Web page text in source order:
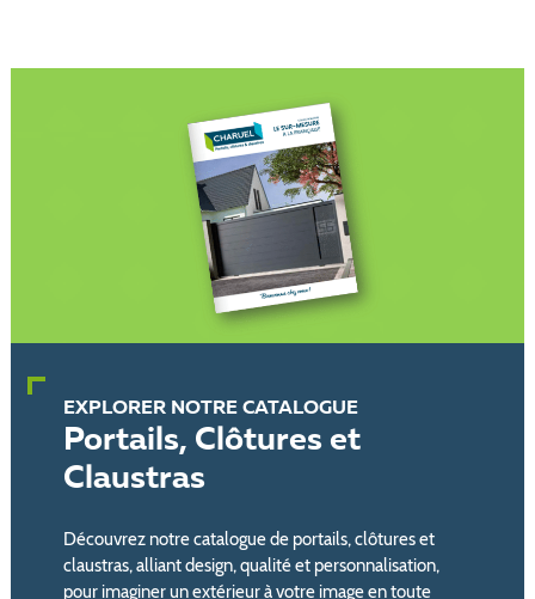
EXPLORER NOTRE CATALOGUE
Portails, Clôtures et
Claustras
Découvrez notre catalogue de portails, clôtures et
claustras, alliant design, qualité et personnalisation,
pour imaginer un extérieur à votre image en toute